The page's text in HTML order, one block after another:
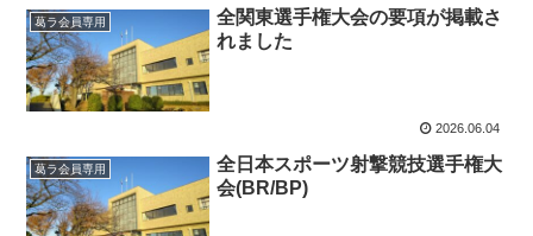
葛ラ会員専用
全関東選手権大会の要項が掲載さ
れました
2026.06.04
葛ラ会員専用
全日本スポーツ射撃競技選手権大
会(BR/BP)